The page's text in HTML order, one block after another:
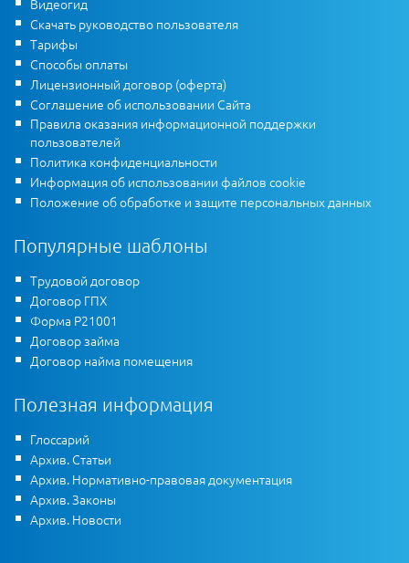
Видеогид
Скачать руководство пользователя
Тарифы
Способы оплаты
Лицензионный договор (оферта)
Соглашение об использовании Сайта
Правила оказания информационной поддержки
пользователей
Политика конфиденциальности
Информация об использовании файлов cookie
Положение об обработке и защите персональных данных
Популярные шаблоны
Трудовой договор
Договор ГПХ
Форма Р21001
Договор займа
Договор найма помещения
Полезная информация
Глоссарий
Архив. Статьи
Архив. Нормативно-правовая документация
Архив. Законы
Архив. Новости